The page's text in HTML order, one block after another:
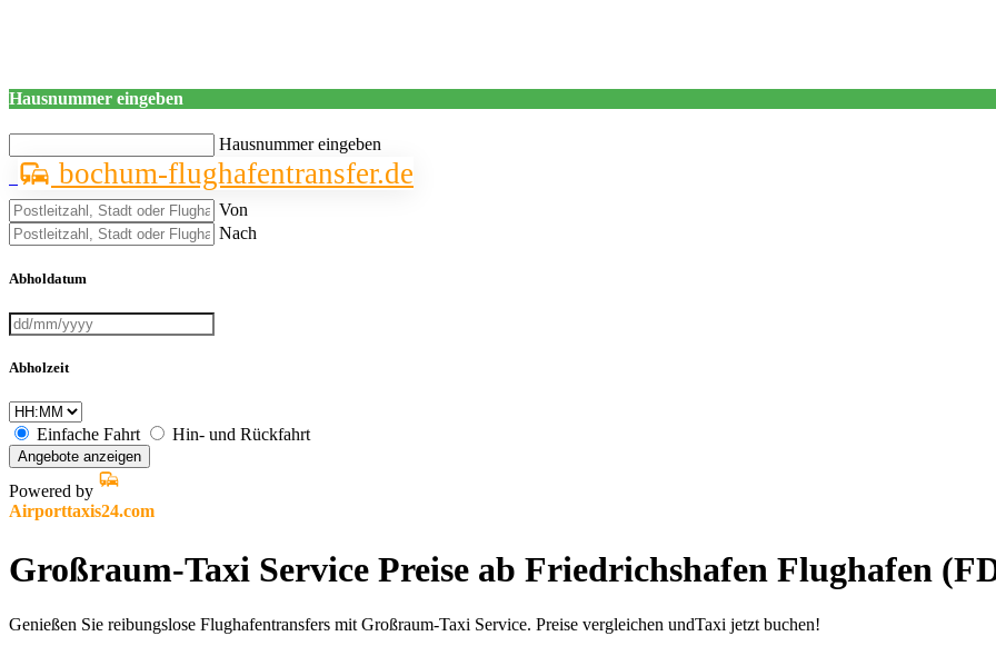
Hausnummer eingeben
Hausnummer eingeben
bochum-flughafentransfer.de
Von
Nach
Abholdatum
Abholzeit
Einfache Fahrt Hin- und Rückfahrt
Angebote anzeigen
Powered by
Airporttaxis24.com
Großraum-Taxi Service Preise ab Friedrichshafen Flughafen
Genießen Sie reibungslose Flughafentransfers mit Großraum-Taxi Service. Preise vergleichen undTaxi jetzt buchen!